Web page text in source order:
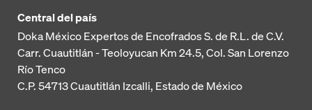
Central del país
Doka México Expertos de Encofrados S. de R.L. de C.V.
Carr. Cuautitlán - Teoloyucan Km 24.5, Col. San Lorenzo
Río Tenco
C.P. 54713Cuautitlán Izcalli, Estado de México